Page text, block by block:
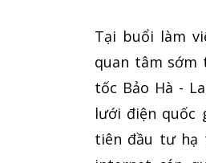
Tại buổi làm
quan tâm sớm
tốc Bảo Hà -
lưới điện quốc
tiên đầu tư hạ